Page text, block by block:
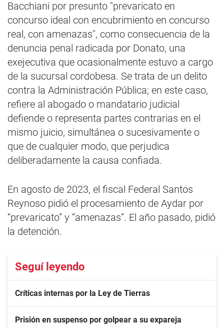
Bacchiani por presunto "prevaricato en
concurso ideal con encubrimiento en concurso
real, con amenazas", como consecuencia de la
denuncia penal radicada por Donato, una
exejecutiva que ocasionalmente estuvo a cargo
de la sucursal cordobesa. Se trata de un delito
contra la Administración Pública; en este caso,
refiere al abogado o mandatario judicial
defiende o representa partes contrarias en el
mismo juicio, simultánea o sucesivamente o
que de cualquier modo, que perjudica
deliberadamente la causa confiada.
En agosto de 2023, el fiscal Federal Santos
Reynoso pidió el procesamiento de Aydar por
“prevaricato” y “amenazas”. El año pasado, pidió
la detención.
Seguí leyendo
Críticas internas por la Ley de Tierras
Prisión en suspenso por golpear a su expareja